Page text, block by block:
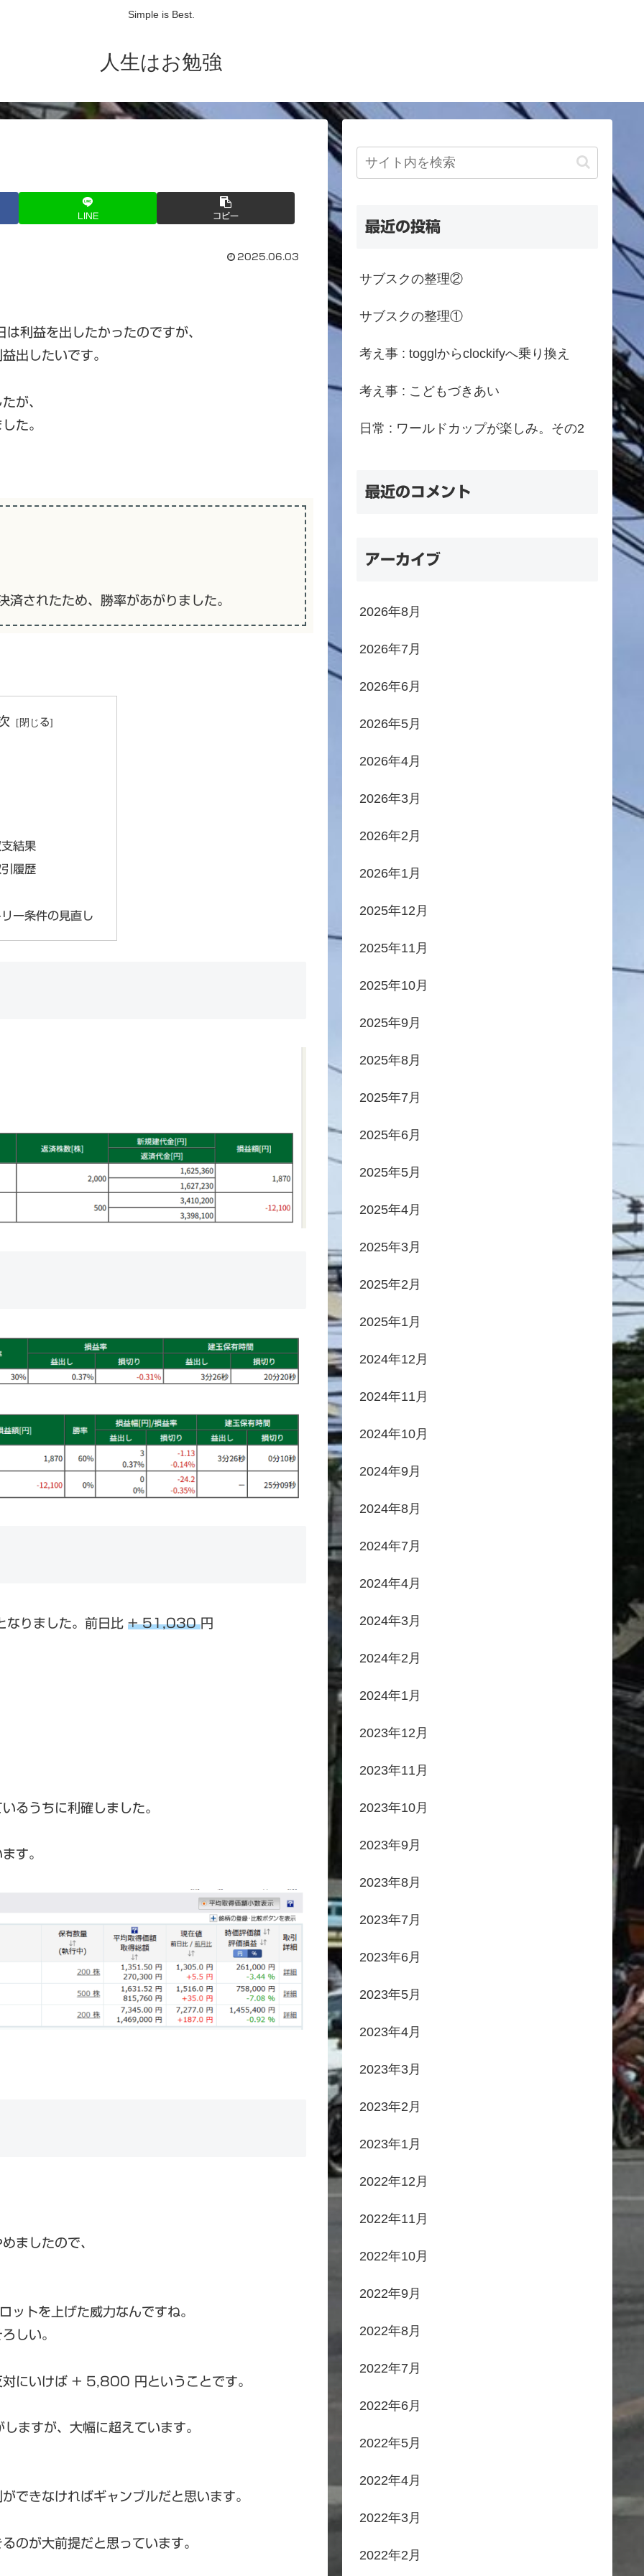
Simple is Best.
人生はお勉強
LINE コピー
2025.06.03
利益を出したかったのですが、
出したいです。
が、
た。
されたため、勝率があがりました。
結果
履歴
ー条件の見直し
なりました。前日比 + 51,030円
るうちに利確しました。
す。
ましたので、
トを上げた威力なんですね。
しい。
対にいけば + 5,800 円ということです。
ますが、大幅に超えています。
できなければギャンブルだと思います。
のが大前提だと思っています。
最近の投稿
サブスクの整理②
サブスクの整理①
考え事 : togglからclockifyへ乗り換え
考え事 : こどもづきあい
日常 : ワールドカップが楽しみ。その2
最近のコメント
アーカイブ
2026年8月
2026年7月
2026年6月
2026年5月
2026年4月
2026年3月
2026年2月
2026年1月
2025年12月
2025年11月
2025年10月
2025年9月
2025年8月
2025年7月
2025年6月
2025年5月
2025年4月
2025年3月
2025年2月
2025年1月
2024年12月
2024年11月
2024年10月
2024年9月
2024年8月
2024年7月
2024年4月
2024年3月
2024年2月
2024年1月
2023年12月
2023年11月
2023年10月
2023年9月
2023年8月
2023年7月
2023年6月
2023年5月
2023年4月
2023年3月
2023年2月
2023年1月
2022年12月
2022年11月
2022年10月
2022年9月
2022年8月
2022年7月
2022年6月
2022年5月
2022年4月
2022年3月
2022年2月